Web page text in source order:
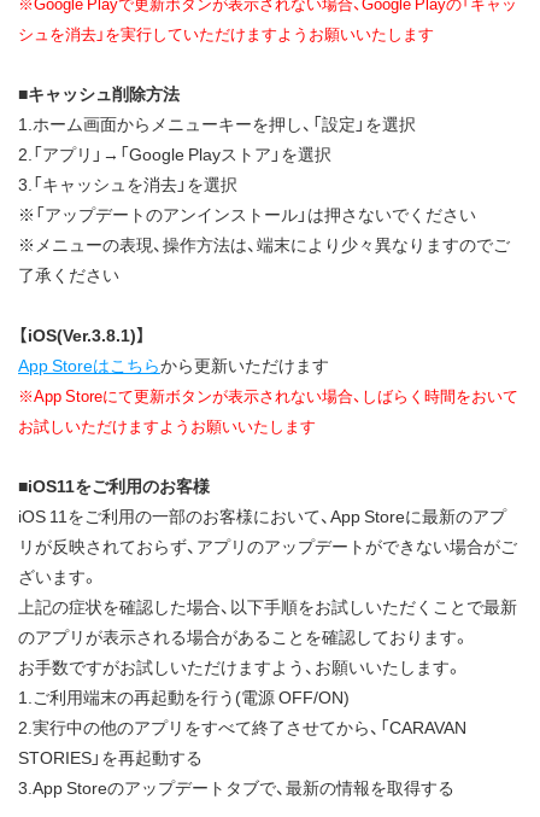
シュを消去」を実行していただけますようお願いいたします
■キャッシュ削除方法
1.ホーム画面からメニューキーを押し、「設定」を選択
2.「アプリ」→「Google Playストア」を選択
3.「キャッシュを消去」を選択
※「アップデートのアンインストール」は押さないでください
※メニューの表現、操作方法は、端末により少々異なりますのでご
了承ください
【iOS(Ver.3.8.1)】
App Storeはこちらから更新いただけます
※App Storeにて更新ボタンが表示されない場合、しばらく時間をおいて
お試しいただけますようお願いいたします
■iOS11をご利用のお客様
iOS 11をご利用の一部のお客様において、App Storeに最新のアプ
リが反映されておらず、アプリのアップデートができない場合がご
ざいます。
上記の症状を確認した場合、以下手順をお試しいただくことで最新
のアプリが表示される場合があることを確認しております。
お手数ですがお試しいただけますよう、お願いいたします。
1.ご利用端末の再起動を行う(電源 OFF/ON)
2.実行中の他のアプリをすべて終了させてから、「CARAVAN
STORIES」を再起動する
3.App Storeのアップデートタブで、最新の情報を取得する